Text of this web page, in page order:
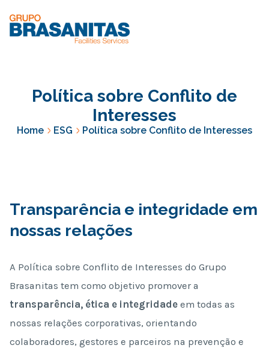
Política sobre Conflito de
Interesses
Home ESG Política sobre Conflito de Interesses
Transparência e integridade em
nossas relações
A Política sobre Conflito de Interesses do Grupo
Brasanitas tem como objetivo promover a
transparência, ética e integridade em todas as
nossas relações corporativas, orientando
colaboradores, gestores e parceiros na prevenção e